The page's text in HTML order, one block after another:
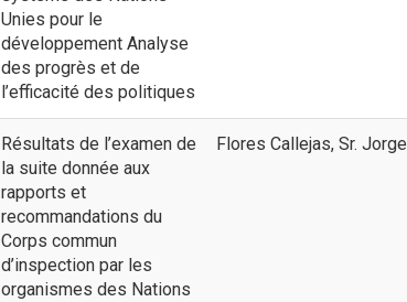
Unies pour le
développement Analyse
des progrès et de
l’efficacité des politiques
Résultats de l’examen de
la suite donnée aux
rapports et
recommandations du
Corps commun
d’inspection par les
organismes des Nations
Flores Callejas, Sr. Jorge